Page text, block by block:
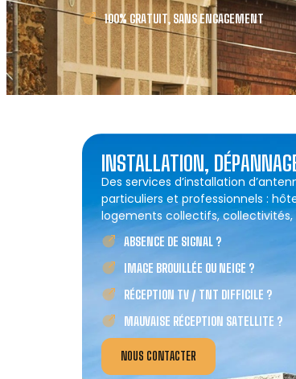
100% GRATUIT, SANS ENGAGEMENT
INSTALLATION,
Des services d’installation
particuliers et professionnels :
logements collectifs,
ABSENCE DE SIGNAL ?
IMAGE BROUILLÉE OU NEIGE ?
RÉCEPTION TV / TNT DIFFICILE ?
MAUVAISE RÉCEPTION SATELLITE ?
NOUS CONTACTER